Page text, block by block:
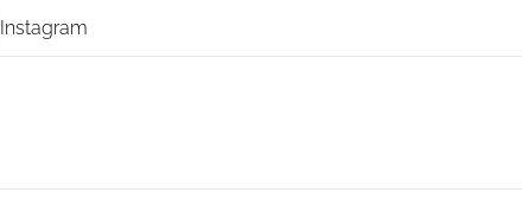
Instagram